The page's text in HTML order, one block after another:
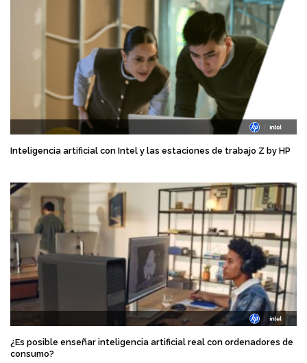
Inteligencia artificial con Intel y las estaciones de trabajo Z by HP
¿Es posible enseñar inteligencia artificial real con ordenadores de
consumo?